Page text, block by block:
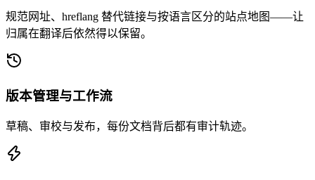
规范网址、hreflang 替代链接与按语言区分的站点地图——让
归属在翻译后依然得以保留。
版本管理与工作流
草稿、审校与发布，每份文档背后都有审计轨迹。